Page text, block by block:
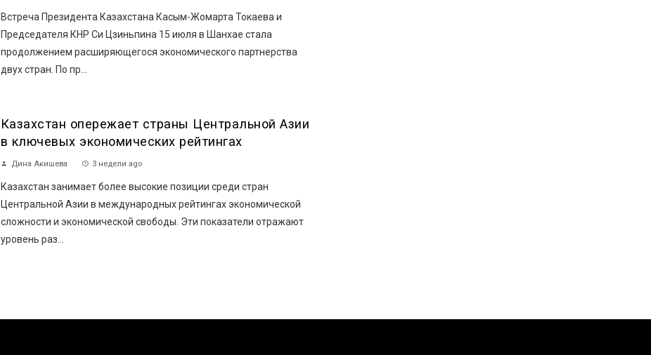
Встреча Президента Казахстана Касым-Жомарта Токаева и
Председателя КНР Си Цзиньпина 15 июля в Шанхае стала
продолжением расширяющегося экономического партнерства
двух стран. По пр...
Казахстан опережает страны Центральной Азии
в ключевых экономических рейтингах
Дина Акишева 3 недели ago
Казахстан занимает более высокие позиции среди стран
Центральной Азии в международных рейтингах экономической
сложности и экономической свободы. Эти показатели отражают
уровень раз...